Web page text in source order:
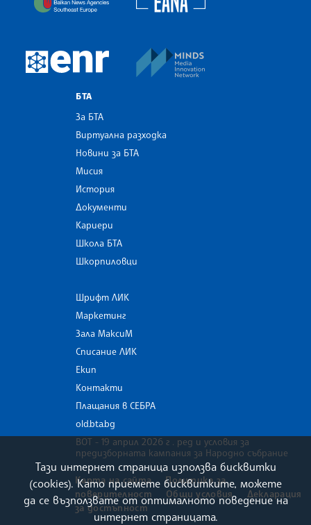
European Newsroom
БТА
За БТА
Виртуална разходка
Новини за БТА
Мисия
История
Документи
Кариери
Школа БТА
Шкорпиловци
Шрифт ЛИК
Маркетинг
Зала МаксиМ
Списание ЛИК
Екип
Контакти
Плащания в СЕБРА
old.bta.bg
ВОТ - 19 април 2026 г . ред и условия за
предизборната кампания за Народно събрание
Карта на сайта
Политика за
поверителност
Общи условия
Декларация
за достъпност
Тази интернет страница използва бисквитки
(cookies). Като приемете бисквитките, можете
да се възползвате от оптималното поведение на
интернет страницата.